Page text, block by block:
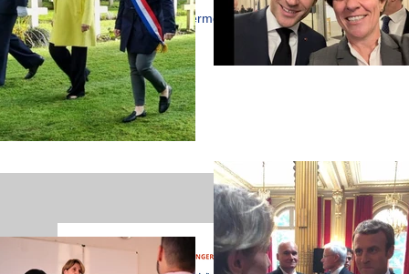
J’accepte les termes et conditions